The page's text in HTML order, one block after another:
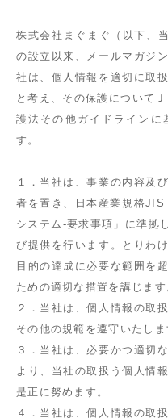
株式会社まぐまぐ（以下、
の設立以来、メールマガジ
社は、個人情報を適切に取
と考え、その保護について
護法その他ガイドラインに
す。
１．当社は、事業の内容及
者を置き、日本産業規格
システム-要求事項」に準拠
び提供を行います。とりわ
目的の達成に必要な範囲を
ための適切な措置を講じます
２．当社は、個人情報の取
その他の規範を遵守いたしま
３．当社は、必要かつ適切
より、当社の取扱う個人情
是正に努めます。
４．当社は、個人情報の取